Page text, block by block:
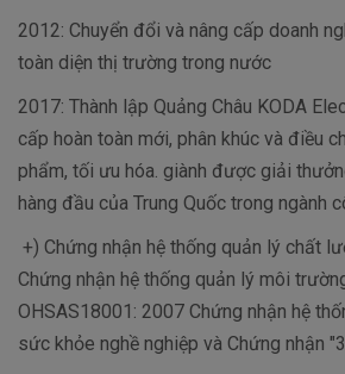
2012: Chuyển đổi và nâng cấp doanh
toàn diện thị trường trong nước
2017: Thành lập Quảng Châu KODA
cấp hoàn toàn mới, phân khúc và điều
phẩm, tối ưu hóa. giành được giải
hàng đầu của Trung Quốc trong ngành
+) Chứng nhận hệ thống quản lý chất
Chứng nhận hệ thống quản lý môi
OHSAS18001: 2007 Chứng nhận hệ
sức khỏe nghề nghiệp và Chứng nhận